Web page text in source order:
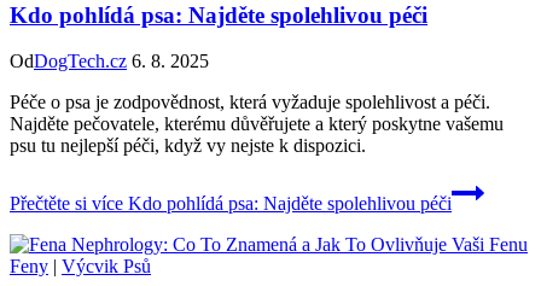
Kdo pohlídá psa: Najděte spolehlivou péči
OdDogTech.cz 6. 8. 2025
Péče o psa je zodpovědnost, která vyžaduje spolehlivost a péči.
Najděte pečovatele, kterému důvěřujete a který poskytne vašemu
psu tu nejlepší péči, když vy nejste k dispozici.
Přečtěte si více Kdo pohlídá psa: Najděte spolehlivou péči
Feny | Výcvik Psů